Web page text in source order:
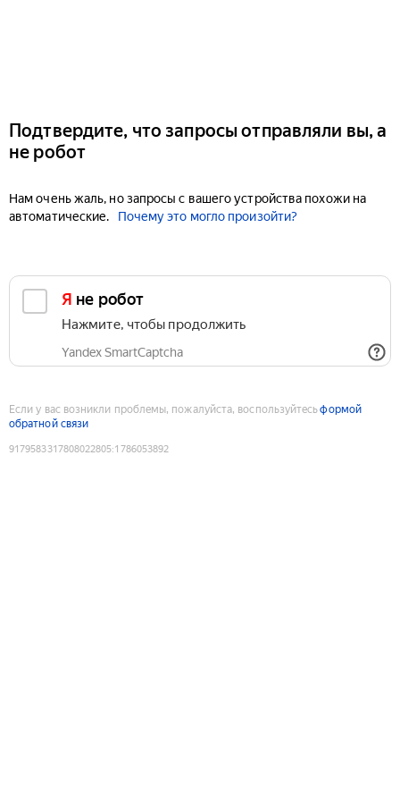
Подтвердите, что запросы отправляли вы, а
не робот
Нам очень жаль, но запросы с вашего устройства похожи на
автоматические.
Почему это могло произойти?
Я не робот
Нажмите, чтобы продолжить
Yandex SmartCaptcha
Если у вас возникли проблемы, пожалуйста, воспользуйтесьформой
обратной связи
9179583317808022805:1786053892